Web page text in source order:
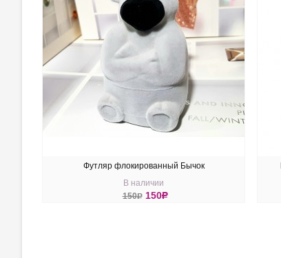
Футляр флокированный Бычок
В наличии
150R 150R